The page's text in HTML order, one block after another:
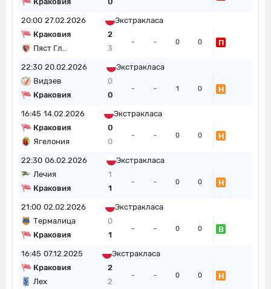
20:00 27.02.2026
Экстракласа
Краковия
2
Пяст Гл..
3
- - 0 0 П
22:30 20.02.2026
Экстракласа
Видзев
0
Краковия
0
- - 1 0 Н
16:45 14.02.2026
Экстракласа
Краковия
0
Ягелония
0
- - 0 0 Н
22:30 06.02.2026
Экстракласа
Лечия
1
Краковия
1
- - 0 0 Н
21:00 02.02.2026
Экстракласа
Термалица
0
Краковия
1
- - 0 0 В
16:45 07.12.2025
Экстракласа
Краковия
2
Лех
2
- - 0 0 Н